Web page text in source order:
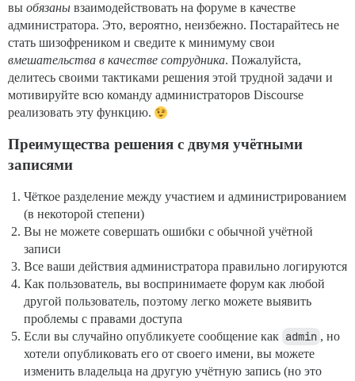
вы обязаны взаимодействовать на форуме в качестве
администратора. Это, вероятно, неизбежно. Постарайтесь не
стать шизофреником и сведите к минимуму свои
вмешательства в качестве сотрудника. Пожалуйста,
делитесь своими тактиками решения этой трудной задачи и
мотивируйте всю команду администраторов Discourse
реализовать эту функцию.
Преимущества решения с двумя учётными
записями
Чёткое разделение между участием и администрированием
(в некоторой степени)
Вы не можете совершать ошибки с обычной учётной
записи
Все ваши действия администратора правильно логируются
Как пользователь, вы воспринимаете форум как любой
другой пользователь, поэтому легко можете выявить
проблемы с правами доступа
Если вы случайно опубликуете сообщение как admin , но
хотели опубликовать его от своего имени, вы можете
изменить владельца на другую учётную запись (но это